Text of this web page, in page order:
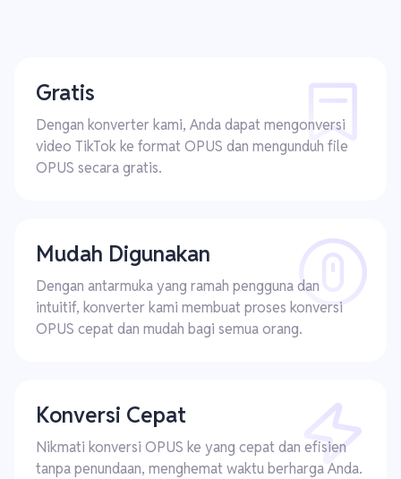
Gratis
Dengan konverter kami, Anda dapat mengonversi
video TikTok ke format OPUS dan mengunduh file
OPUS secara gratis.
Mudah Digunakan
Dengan antarmuka yang ramah pengguna dan
intuitif, konverter kami membuat proses konversi
OPUS cepat dan mudah bagi semua orang.
Konversi Cepat
Nikmati konversi OPUS ke yang cepat dan efisien
tanpa penundaan, menghemat waktu berharga Anda.